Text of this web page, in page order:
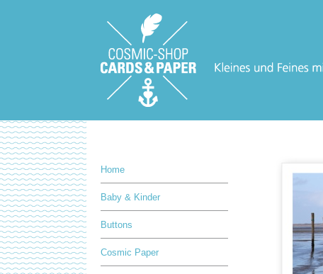
Home
Baby & Kinder
Buttons
Cosmic Paper